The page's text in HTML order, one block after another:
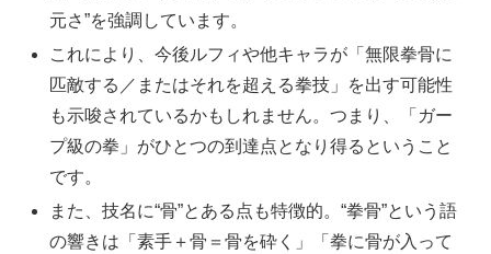
元さ”を強調しています。
これにより、今後ルフィや他キャラが「無限拳骨に
匹敵する／またはそれを超える拳技」を出す可能性
も示唆されているかもしれません。つまり、「ガー
プ級の拳」がひとつの到達点となり得るということ
です。
また、技名に“骨”とある点も特徴的。“拳骨”という語
の響きは「素手＋骨＝骨を砕く」「拳に骨が入って